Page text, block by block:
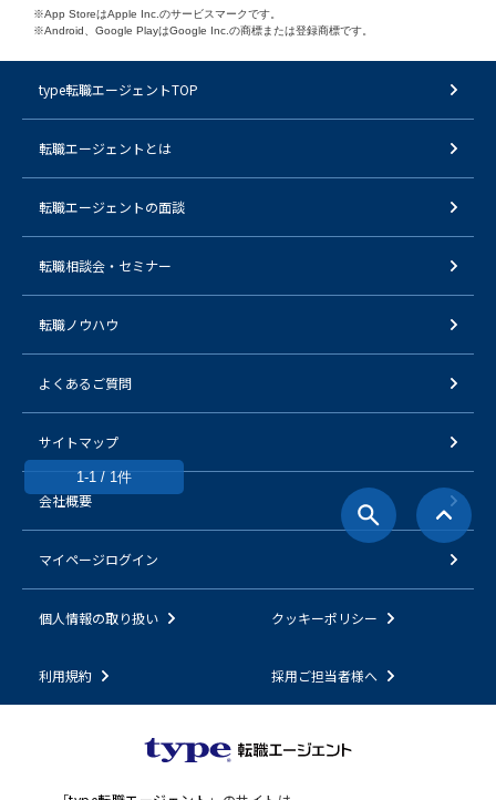
1-1 / 1件
※App StoreはApple Inc.のサービスマークです。
※Android、Google PlayはGoogle Inc.の商標または登録商標です。
type転職エージェントTOP
転職エージェントとは
転職エージェントの面談
転職相談会・セミナー
転職ノウハウ
よくあるご質問
サイトマップ
会社概要
マイページログイン
個人情報の取り扱い クッキーポリシー
利用規約 採用ご担当者様へ